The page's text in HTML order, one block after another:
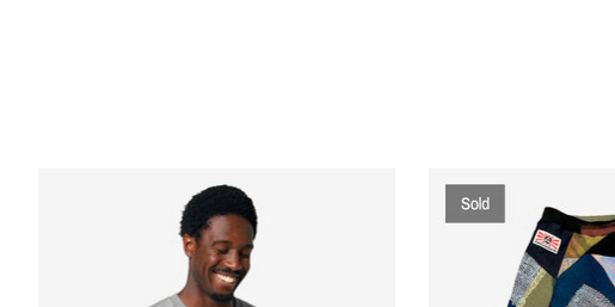
Items van productcarrousel